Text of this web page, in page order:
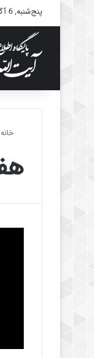
پنج‌شنبه, 6 آگوست 2026
خانه